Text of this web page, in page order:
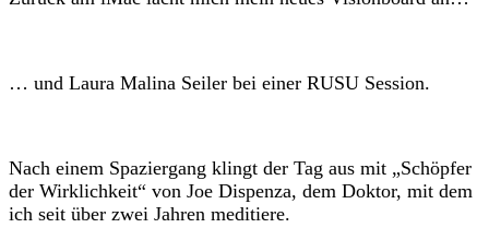
… und Laura Malina Seiler bei einer RUSU Session.
Nach einem Spaziergang klingt der Tag aus mit „Schöpfer
der Wirklichkeit“ von Joe Dispenza, dem Doktor, mit dem
ich seit über zwei Jahren meditiere.